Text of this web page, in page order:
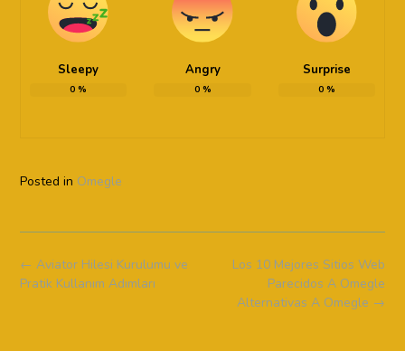
Sleepy
0 %
Angry
0%
Surprise
0%
Posted in Omegle
Post
navigation
Los 10 Mejores Sitios Web
Parecidos A Omegle
Alternativas A Omegle →
← Aviator Hilesi Kurulumu ve
Pratik Kullanım Adımları